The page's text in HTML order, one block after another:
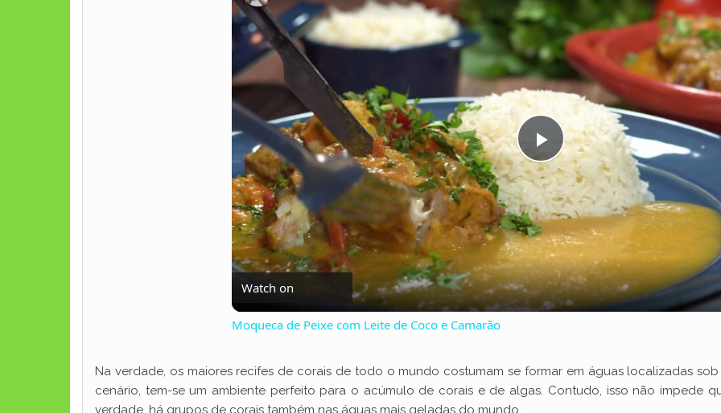
P
l
a
y
i
Watch on
Moqueca de Peixe com Leite de Coco e Camarão
Na verdade, os maiores recifes de corais de todo o mundo costumam se formar em águas localizadas
cenário, tem-se um ambiente perfeito para o acúmulo de corais e de algas. Contudo, isso não impede
verdade, há grupos de corais também nas águas mais geladas do mundo.